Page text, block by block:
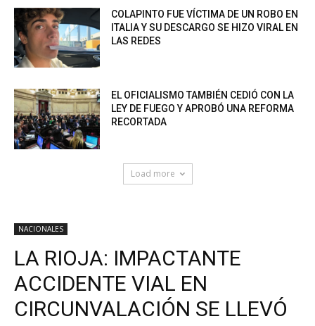
COLAPINTO FUE VÍCTIMA DE UN ROBO EN
ITALIA Y SU DESCARGO SE HIZO VIRAL EN
LAS REDES
EL OFICIALISMO TAMBIÉN CEDIÓ CON LA
LEY DE FUEGO Y APROBÓ UNA REFORMA
RECORTADA
Load more